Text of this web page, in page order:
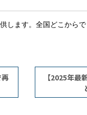
ます。全国どこからで
【2025年最